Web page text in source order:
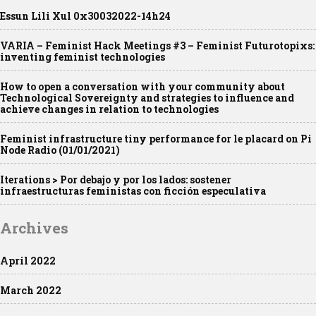
Essun Lili Xul 0x30032022-14h24
VARIA – Feminist Hack Meetings #3 – Feminist Futurotopixs:
inventing feminist technologies
How to open a conversation with your community about
Technological Sovereignty and strategies to influence and
achieve changes in relation to technologies
Feminist infrastructure tiny performance for le placard on Pi
Node Radio (01/01/2021)
Iterations > Por debajo y por los lados: sostener
infraestructuras feministas con ficción especulativa
Archives
April 2022
March 2022